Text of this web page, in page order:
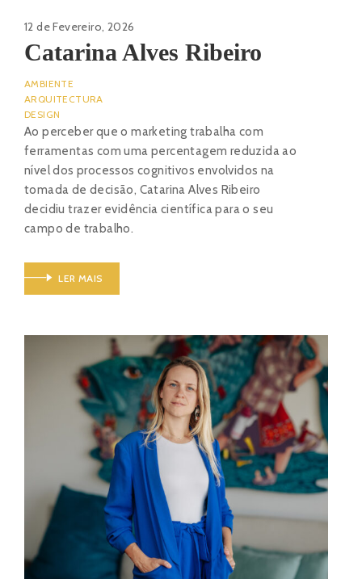
12 de Fevereiro, 2026
Catarina Alves Ribeiro
AMBIENTE
ARQUITECTURA
DESIGN
Ao perceber que o marketing trabalha com
ferramentas com uma percentagem reduzida ao
nível dos processos cognitivos envolvidos na
tomada de decisão, Catarina Alves Ribeiro
decidiu trazer evidência científica para o seu
campo de trabalho.
LER MAIS